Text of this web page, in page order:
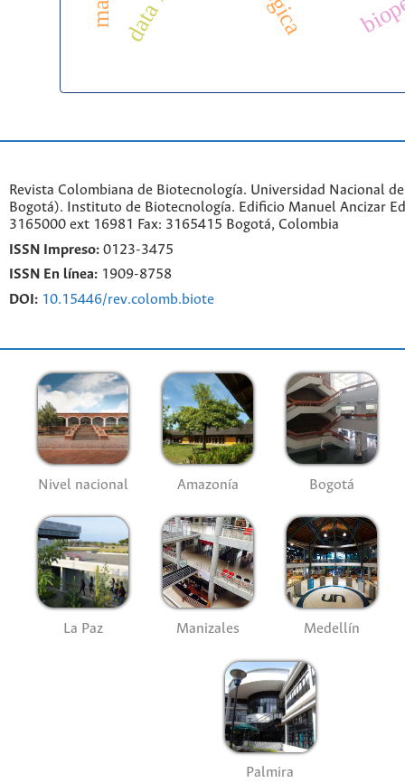
Revista Colombiana de Biotecnología. Universidad Nacional
Bogotá). Instituto de Biotecnología. Edificio Manuel Ancizar
3165000 ext 16981 Fax: 3165415 Bogotá, Colombia
ISSN Impreso: 0123-3475
ISSN En línea: 1909-8758
DOI: 10.15446/rev.colomb.biote
Nivel nacional Amazonía Bogotá
La Paz Manizales Medellín
Palmira